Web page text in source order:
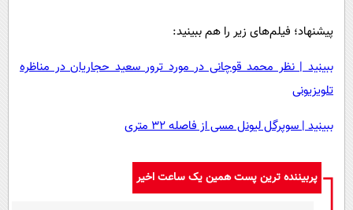
پیشنهاد؛ فیلم‌های زیر را هم ببینید:
ببینید | نظر محمد قوچانی در مورد ترور سعید حجاریان در مناظره
تلویزیونی
ببینید | سوپرگل لیونل مسی از فاصله ۳۲ متری
پربیننده ترین پست همین یک ساعت اخیر